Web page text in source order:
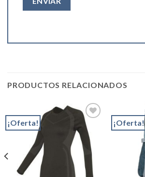
PRODUCTOS RELACIONADOS
¡Oferta!
Add to
wishlist
¡Oferta!